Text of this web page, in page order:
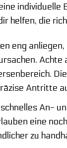
helfen, die
eng
Achte
Antritte
An-
eine
zu